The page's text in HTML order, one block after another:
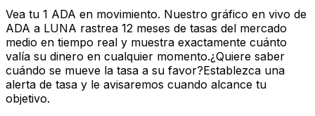
Vea tu 1 ADA en movimiento. Nuestro gráfico en vivo de
ADA a LUNA rastrea 12 meses de tasas del mercado
medio en tiempo real y muestra exactamente cuánto
valía su dinero en cualquier momento.¿Quiere saber
cuándo se mueve la tasa a su favor?Establezca una
alerta de tasa y le avisaremos cuando alcance tu
objetivo.